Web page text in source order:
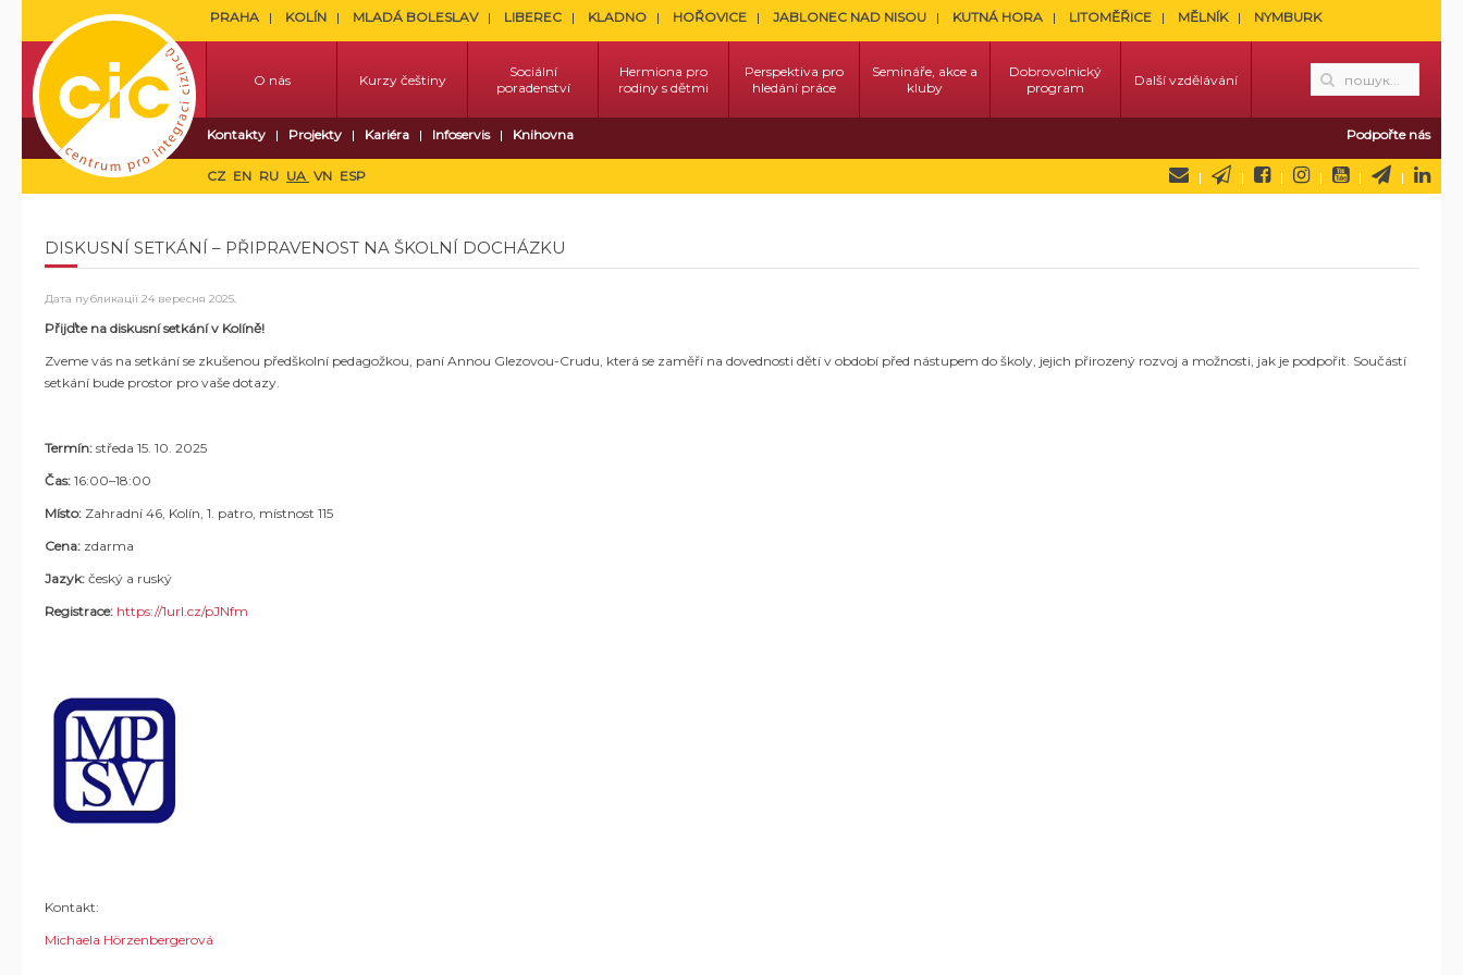
PRAHA KOLÍN MLADÁ BOLESLAV LIBEREC KLADNO HOŘOVICE JABLONEC NAD NISOU KUTNÁ HORA LITOMĚŘICE MĚLNÍK NYMBURK
O nás Kurzy češtiny
Sociální
poradenství
Hermiona pro
rodiny s dětmi
Perspektiva pro
hledání práce
Semináře, akce a
kluby
Dobrovolnický
program
Další vzdělávání
Kontakty Projekty Kariéra Infoservis Knihovna Podpořte nás
CZ EN RU UA VN ESP
DISKUSNÍ SETKÁNÍ – PŘIPRAVENOST NA ŠKOLNÍ DOCHÁZKU
Дата публикації 24 вересня 2025.
Přijďte na diskusní setkání v Kolíně!
Zveme vás na setkání se zkušenou předškolní pedagožkou, paní Annou Glezovou-Crudu, která se zaměří na dovednosti dětí v období před nástupem do školy, jejich přirozený rozvoj a možnosti, jak je podpořit. Součástí
setkání bude prostor pro vaše dotazy.
Termín: středa 15. 10. 2025
Čas: 16:00–18:00
Místo: Zahradní 46, Kolín, 1. patro, místnost 115
Cena: zdarma
Jazyk: český a ruský
Registrace: https://1url.cz/pJNfm
Kontakt:
Michaela Hörzenbergerová